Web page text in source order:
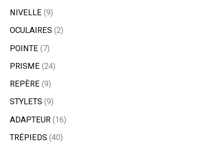
NIVELLE 9
OCULAIRES 2
POINTE 7
PRISME 24
REPÈRE 9
STYLETS 9
ADAPTEUR 16
TRÉPIEDS 40